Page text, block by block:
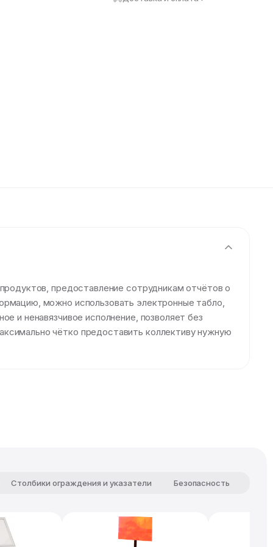
предоставление сотрудникам отчётов о
можно использовать электронные табло,
и ненавязчивое исполнение, позволяет без
чётко предоставить коллективу нужную
Столбики ограждения и указатели Безопасность